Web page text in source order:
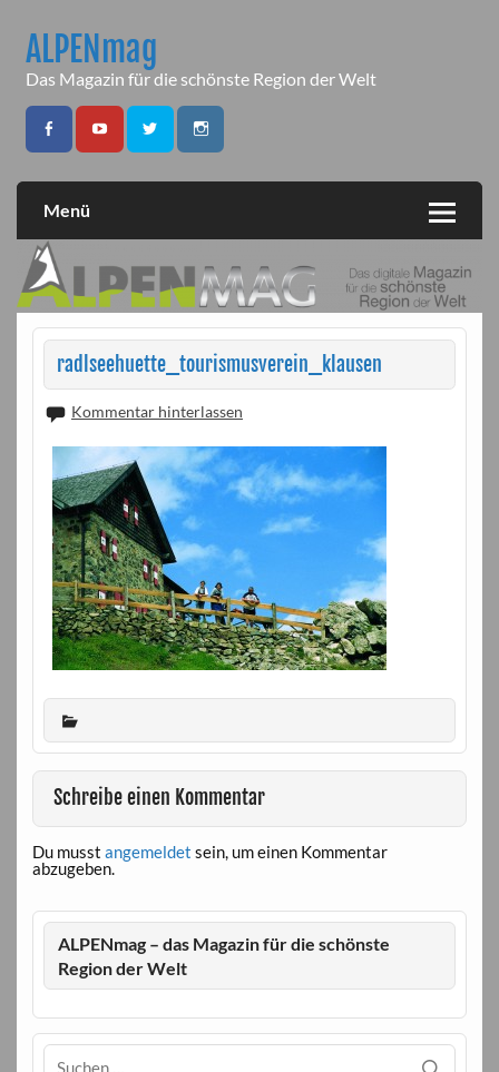
contentALPENmag
Das Magazin für die schönste Region der Welt
Menü
radlseehuette_tourismusverein_klausen
Kommentar hinterlassen
Schreibe einen Kommentar
Du musst angemeldet sein, um einen Kommentar
abzugeben.
ALPENmag – das Magazin für die schönste
Region der Welt